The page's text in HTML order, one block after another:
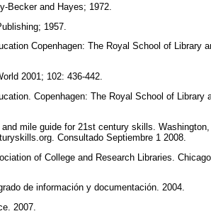
Becker and Hayes; 1972.
1957.
Copenhagen: The Royal School of Library
2001; 102: 436-442.
Copenhagen: The Royal School of Library
mile guide for 21st century skills.
Consultado Septiembre 1 2008.
of College and Research Libraries.
de información y documentación. 2004.
2007.